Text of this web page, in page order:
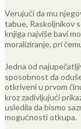
Verujući da mu
tabue, Raskoljnikov
knjiga najviše bavi
moraliziranje, pri
Jedna od
sposobnost da
otkriveni u prvom
kroz zadivljujući
usledila da bismo
mogućnosti otkupa.